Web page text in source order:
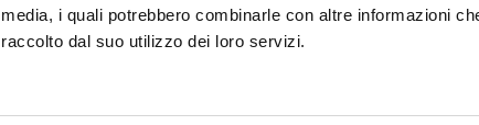
media, i quali potrebbero combinarle con altre informazioni
raccolto dal suo utilizzo dei loro servizi.